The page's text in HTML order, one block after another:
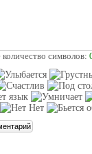
символов: